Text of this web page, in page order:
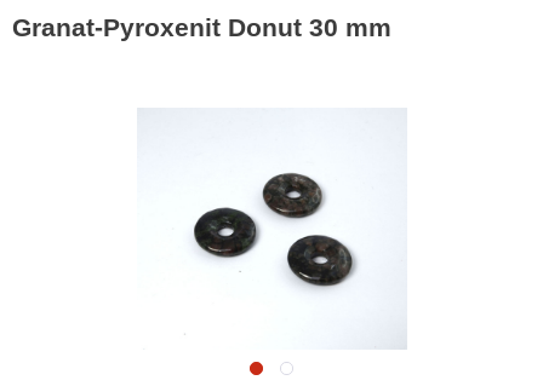
Granat-Pyroxenit Donut 30 mm